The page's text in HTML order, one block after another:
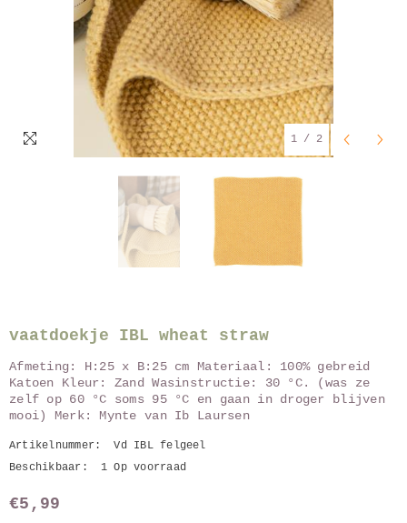
1 / 2
vaatdoekje IBL wheat straw
Afmeting: H:25 x B:25 cm Materiaal: 100% gebreid
Katoen Kleur: Zand Wasinstructie: 30 °C. (was ze
zelf op 60 °C soms 95 °C en gaan in droger blijven
mooi) Merk: Mynte van Ib Laursen
Artikelnummer:
Vd IBL felgeel
Beschikbaar:
1 Op voorraad
€5,99